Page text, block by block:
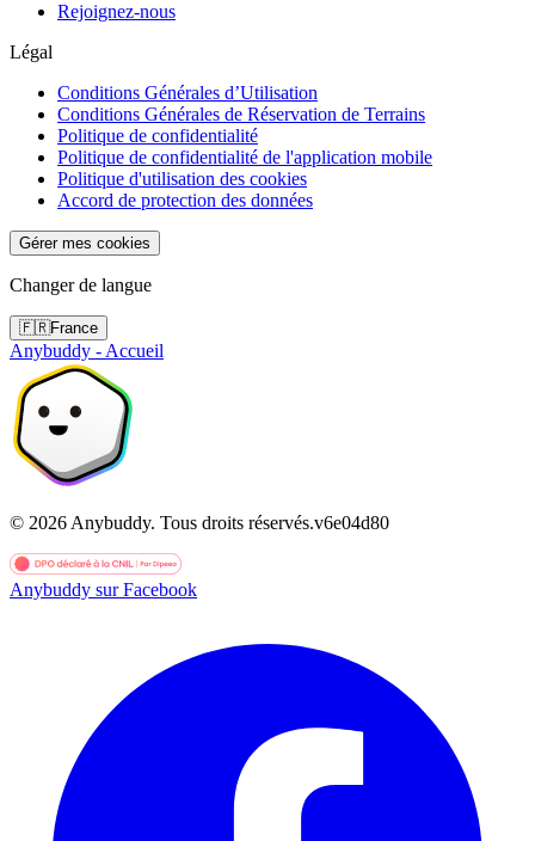
Rejoignez-nous
Légal
Conditions Générales d’Utilisation
Conditions Générales de Réservation de Terrains
Politique de confidentialité
Politique de confidentialité de l'application mobile
Politique d'utilisation des cookies
Accord de protection des données
Gérer mes cookies
Changer de langue
🇫🇷France
Anybuddy - Accueil
© 2026 Anybuddy. Tous droits réservés.v6e04d80
Anybuddy sur Facebook